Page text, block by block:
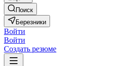
Поиск
Березники
Войти
Войти
Создать резюме